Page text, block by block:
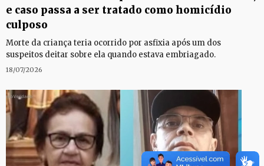
e caso passa a ser tratado como homicídio
culposo
Morte da criança teria ocorrido por asfixia após um dos
suspeitos deitar sobre ela quando estava embriagado.
18/07/2026